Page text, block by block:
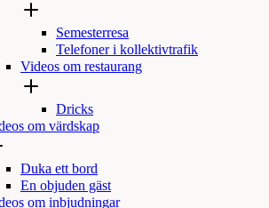
Semesterresa
Telefoner i kollektivtrafik
Videos om restaurang
Dricks
om värdskap
Duka ett bord
En objuden gäst
om inbjudningar